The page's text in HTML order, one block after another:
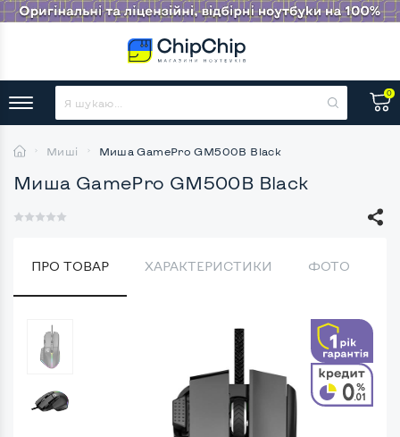
0
Миші Миша GamePro GM500B Black
Миша GamePro GM500B Black
ПРО ТОВАР ХАРАКТЕРИСТИКИ ФОТО